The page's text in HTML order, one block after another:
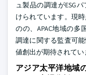
ュ製品の調達がESG
けられています。現
のの、APAC地域の多
調達に関する監査可
値創出が期待されてい
アジア太平洋地域